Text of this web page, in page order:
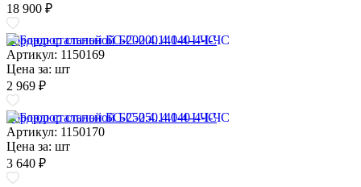
18 900 ₽
Бордюр стальной БС-200.4.140-4-I-ЧС
Артикул: 1150169
Цена за: шт
2 969 ₽
Бордюр стальной БС-250.4.140-4-I-ЧС
Артикул: 1150170
Цена за: шт
3 640 ₽